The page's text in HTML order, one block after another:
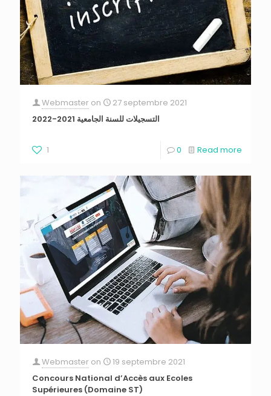
Webmaster on
27 septembre 2021
التسجيلات للسنة الجامعية 2021-2022
1 0 Read more
Webmaster on
19 septembre 2021
Concours National d’Accès aux Ecoles
Supérieures (Domaine ST)